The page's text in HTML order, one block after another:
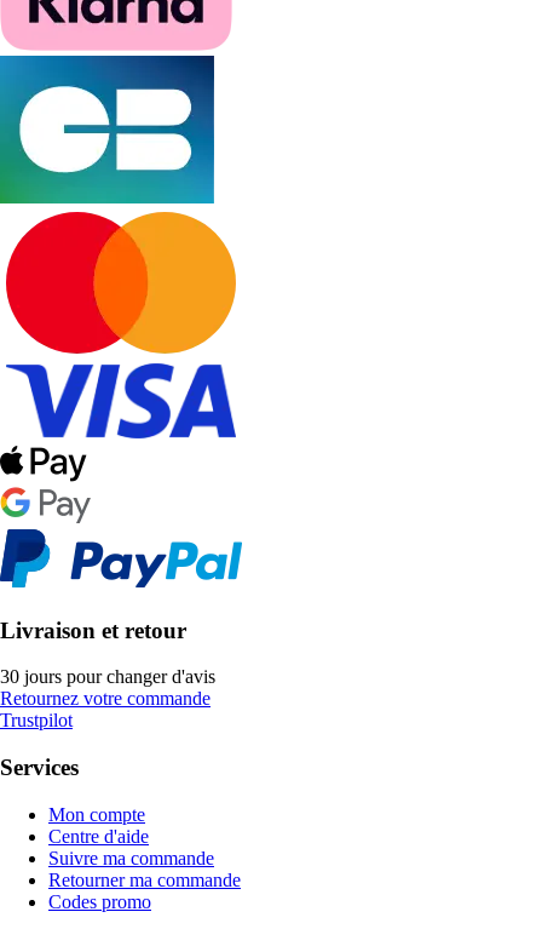
Livraison et retour
30 jours pour changer d'avis
Retournez votre commande
Trustpilot
Services
Mon compte
Centre d'aide
Suivre ma commande
Retourner ma commande
Codes promo